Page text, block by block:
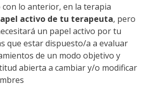
con lo anterior, en la terapia
activo de tu terapeuta, pero
un papel activo por tu
que estar dispuesto/a a evaluar
de un modo objetivo y
abierta a cambiar y/o modificar